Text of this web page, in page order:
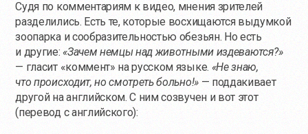
Судя по комментариям к видео, мнения зрителей
разделились. Есть те, которые восхищаются выдумкой
зоопарка и сообразительностью обезьян. Но есть
и другие:«Зачем немцы над животными издеваются?»
— гласит «коммент» на русском языке. «Не знаю,
что происходит, но смотреть больно!»— поддакивает
другой на английском. С ним созвучен и вот этот
(перевод с английского):